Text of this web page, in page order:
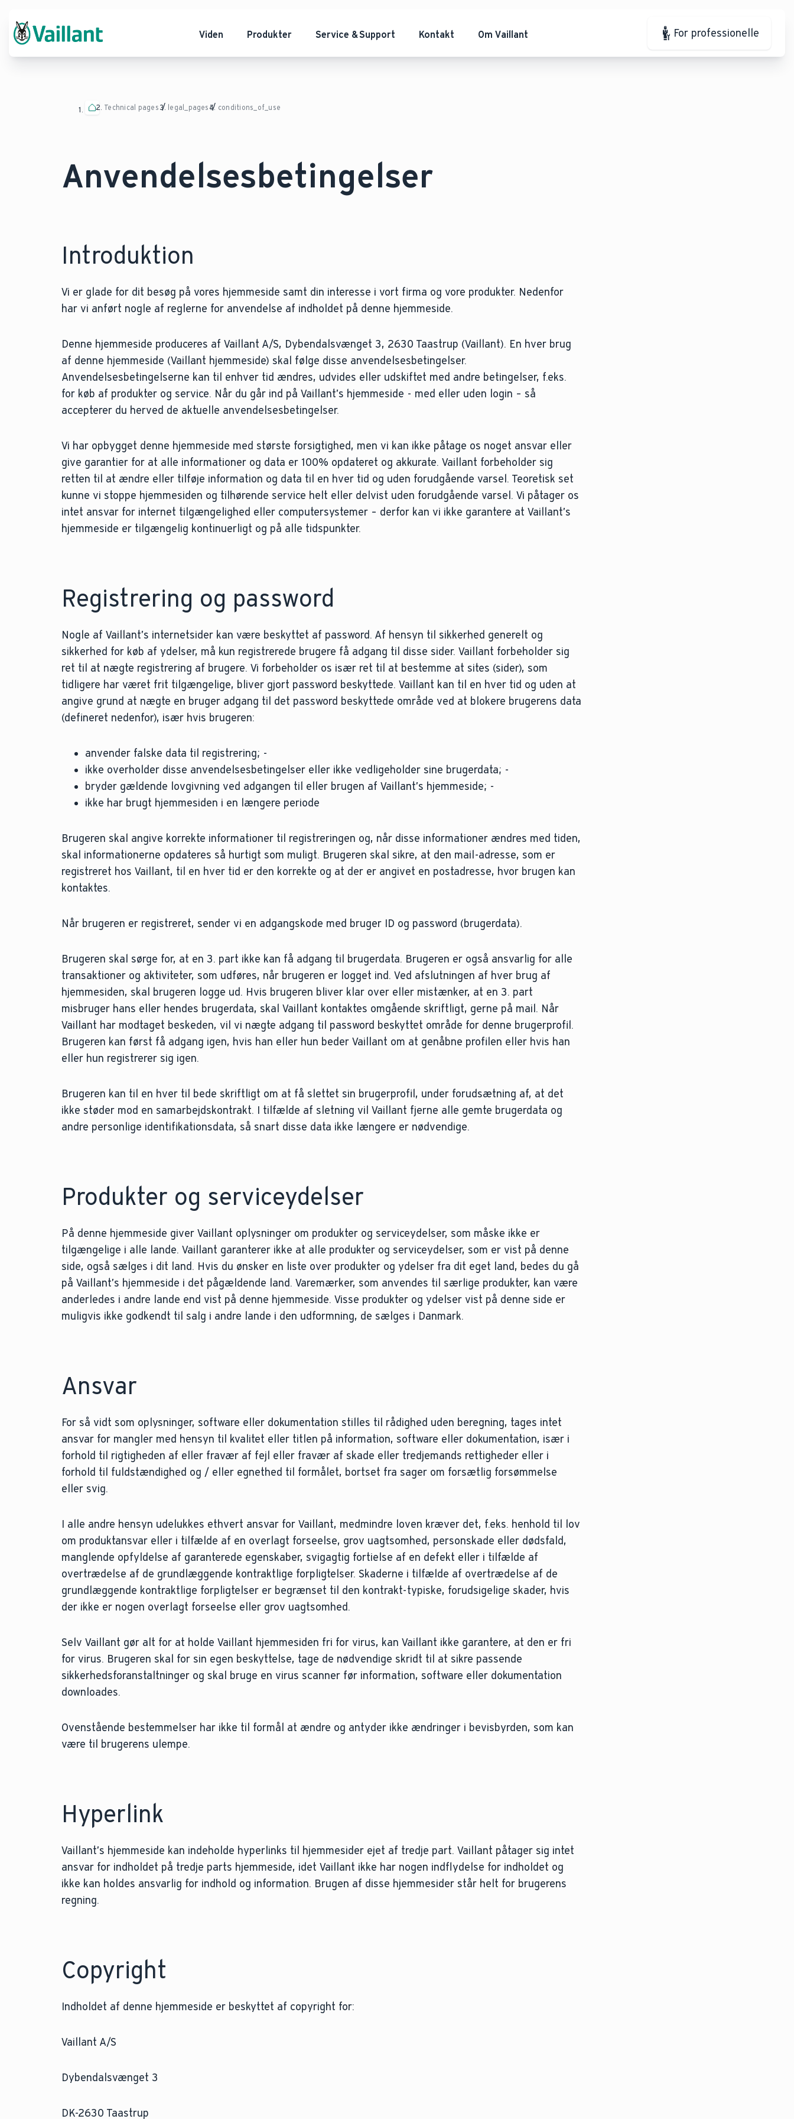
Viden Produkter Service & Support Kontakt Om Vaillant For professionelle
Technical pages legal_pages conditions_of_use
Anvendelsesbetingelser
Introduktion
Vi er glade for dit besøg på vores hjemmeside samt din interesse i vort firma og vore produkter. Nedenfor
har vi anført nogle af reglerne for anvendelse af indholdet på denne hjemmeside.
Denne hjemmeside produceres af Vaillant A/S, Dybendalsvænget 3, 2630 Taastrup (Vaillant). En hver brug
af denne hjemmeside (Vaillant hjemmeside) skal følge disse anvendelsesbetingelser.
Anvendelsesbetingelserne kan til enhver tid ændres, udvides eller udskiftet med andre betingelser, f.eks.
for køb af produkter og service. Når du går ind på Vaillant’s hjemmeside - med eller uden login – så
accepterer du herved de aktuelle anvendelsesbetingelser.
Vi har opbygget denne hjemmeside med største forsigtighed, men vi kan ikke påtage os noget ansvar eller
give garantier for at alle informationer og data er 100% opdateret og akkurate. Vaillant forbeholder sig
retten til at ændre eller tilføje information og data til en hver tid og uden forudgående varsel. Teoretisk set
kunne vi stoppe hjemmesiden og tilhørende service helt eller delvist uden forudgående varsel. Vi påtager os
intet ansvar for internet tilgængelighed eller computersystemer – derfor kan vi ikke garantere at Vaillant’s
hjemmeside er tilgængelig kontinuerligt og på alle tidspunkter.
Registrering og password
Nogle af Vaillant’s internetsider kan være beskyttet af password. Af hensyn til sikkerhed generelt og
sikkerhed for køb af ydelser, må kun registrerede brugere få adgang til disse sider. Vaillant forbeholder sig
ret til at nægte registrering af brugere. Vi forbeholder os især ret til at bestemme at sites (sider), som
tidligere har været frit tilgængelige, bliver gjort password beskyttede. Vaillant kan til en hver tid og uden at
angive grund at nægte en bruger adgang til det password beskyttede område ved at blokere brugerens data
(defineret nedenfor), især hvis brugeren:
anvender falske data til registrering; -
ikke overholder disse anvendelsesbetingelser eller ikke vedligeholder sine brugerdata; -
bryder gældende lovgivning ved adgangen til eller brugen af Vaillant’s hjemmeside; -
ikke har brugt hjemmesiden i en længere periode
Brugeren skal angive korrekte informationer til registreringen og, når disse informationer ændres med tiden,
skal informationerne opdateres så hurtigt som muligt. Brugeren skal sikre, at den mail-adresse, som er
registreret hos Vaillant, til en hver tid er den korrekte og at der er angivet en postadresse, hvor brugen kan
kontaktes.
Når brugeren er registreret, sender vi en adgangskode med bruger ID og password (brugerdata).
Brugeren skal sørge for, at en 3. part ikke kan få adgang til brugerdata. Brugeren er også ansvarlig for alle
transaktioner og aktiviteter, som udføres, når brugeren er logget ind. Ved afslutningen af hver brug af
hjemmesiden, skal brugeren logge ud. Hvis brugeren bliver klar over eller mistænker, at en 3. part
misbruger hans eller hendes brugerdata, skal Vaillant kontaktes omgående skriftligt, gerne på mail. Når
Vaillant har modtaget beskeden, vil vi nægte adgang til password beskyttet område for denne brugerprofil.
Brugeren kan først få adgang igen, hvis han eller hun beder Vaillant om at genåbne profilen eller hvis han
eller hun registrerer sig igen.
Brugeren kan til en hver til bede skriftligt om at få slettet sin brugerprofil, under forudsætning af, at det
ikke støder mod en samarbejdskontrakt. I tilfælde af sletning vil Vaillant fjerne alle gemte brugerdata og
andre personlige identifikationsdata, så snart disse data ikke længere er nødvendige.
Produkter og serviceydelser
På denne hjemmeside giver Vaillant oplysninger om produkter og serviceydelser, som måske ikke er
tilgængelige i alle lande. Vaillant garanterer ikke at alle produkter og serviceydelser, som er vist på denne
side, også sælges i dit land. Hvis du ønsker en liste over produkter og ydelser fra dit eget land, bedes du gå
på Vaillant’s hjemmeside i det pågældende land. Varemærker, som anvendes til særlige produkter, kan være
anderledes i andre lande end vist på denne hjemmeside. Visse produkter og ydelser vist på denne side er
muligvis ikke godkendt til salg i andre lande i den udformning, de sælges i Danmark.
Ansvar
For så vidt som oplysninger, software eller dokumentation stilles til rådighed uden beregning, tages intet
ansvar for mangler med hensyn til kvalitet eller titlen på information, software eller dokumentation, især i
forhold til rigtigheden af eller fravær af fejl eller fravær af skade eller tredjemands rettigheder eller i
forhold til fuldstændighed og / eller egnethed til formålet, bortset fra sager om forsætlig forsømmelse
eller svig.
I alle andre hensyn udelukkes ethvert ansvar for Vaillant, medmindre loven kræver det, f.eks. henhold til lov
om produktansvar eller i tilfælde af en overlagt forseelse, grov uagtsomhed, personskade eller dødsfald,
manglende opfyldelse af garanterede egenskaber, svigagtig fortielse af en defekt eller i tilfælde af
overtrædelse af de grundlæggende kontraktlige forpligtelser. Skaderne i tilfælde af overtrædelse af de
grundlæggende kontraktlige forpligtelser er begrænset til den kontrakt-typiske, forudsigelige skader, hvis
der ikke er nogen overlagt forseelse eller grov uagtsomhed.
Selv Vaillant gør alt for at holde Vaillant hjemmesiden fri for virus, kan Vaillant ikke garantere, at den er fri
for virus. Brugeren skal for sin egen beskyttelse, tage de nødvendige skridt til at sikre passende
sikkerhedsforanstaltninger og skal bruge en virus scanner før information, software eller dokumentation
downloades.
Ovenstående bestemmelser har ikke til formål at ændre og antyder ikke ændringer i bevisbyrden, som kan
være til brugerens ulempe.
Hyperlink
Vaillant’s hjemmeside kan indeholde hyperlinks til hjemmesider ejet af tredje part. Vaillant påtager sig intet
ansvar for indholdet på tredje parts hjemmeside, idet Vaillant ikke har nogen indflydelse for indholdet og
ikke kan holdes ansvarlig for indhold og information. Brugen af disse hjemmesider står helt for brugerens
regning.
Copyright
Indholdet af denne hjemmeside er beskyttet af copyright for:
Vaillant A/S
Dybendalsvænget 3
DK-2630 Taastrup